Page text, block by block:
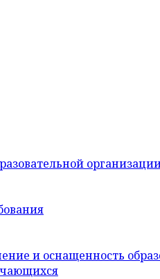
и оснащенность